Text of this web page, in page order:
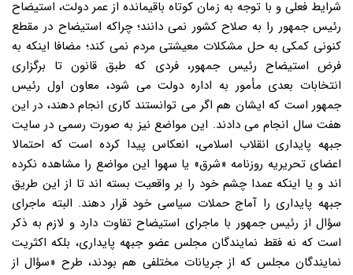
شرایط فعلی و با توجه به زمان کوتاه باقیمانده از عمر دولت، استیضاح
رئیس جمهور را به صلاح کشور نمی دانند؛ چراکه استیضاح در مقطع
کنونی کمکی به حل مشکلات معیشتی مردم نمی کند؛ مضافا اینکه به
فرض استیضاح رئیس جمهور، فردی که طبق قانون تا برگزاری
انتخابات بعدی مأمور به اداره دولت می شود، معاون اول رئیس
جمهور است که ایشان هم اگر می توانستند کاری انجام دهند، در این
هفت سال انجام می دادند. این مواضع نیز به صورت رسمی در سایت
جبهه پایداری انقلاب اسلامی، انعکاس پیدا کرده است که احتمالا
اعضای تحریریه روزنامه «شرق» یا سهوا این مواضع را مشاهده نکرده
اند و یا اینکه عمدا چشم خود را بر واقعیت بسته اند تا از این طریق
جبهه پایداری را آماج حملات سیاسی خود قرار دهند. البته ماجرای
سؤال از رئیس جمهور با ماجرای استیضاح تفاوت دارد و لازم به ذکر
است که نه فقط نمایندگان مجلس عضو جبهه پایداری، بلکه اکثریت
نمایندگان مجلس که از جریانات مختلفی هم بودند، طرح «سؤال از